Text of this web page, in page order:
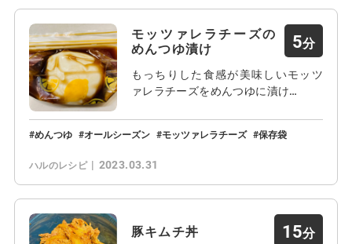
モッツァレラチーズの
めんつゆ漬け
5
もっちりした食感が美味しいモッツ
ァレラチーズをめんつゆに漬け…
めんつゆ オールシーズン モッツァレラチーズ 保存袋
ハルのレシピ 2023.03.31
豚キムチ丼 15